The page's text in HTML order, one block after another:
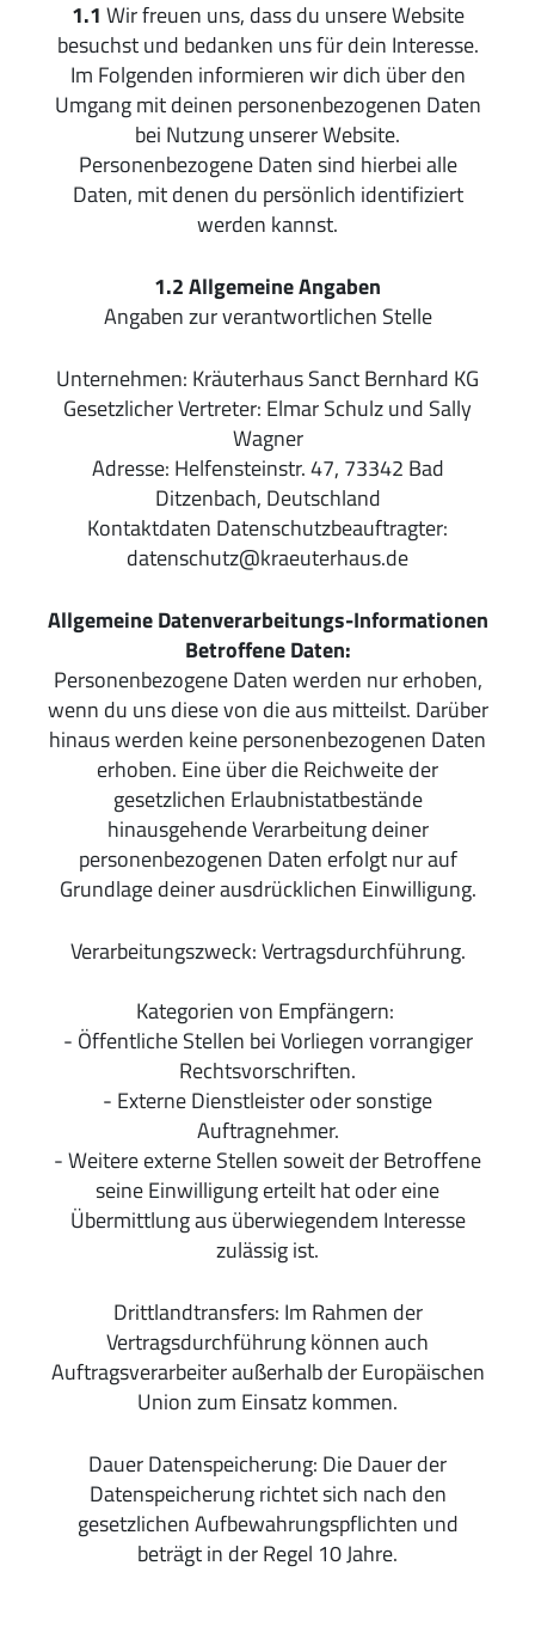
1.1 Wir freuen uns, dass du unsere Website
besuchst und bedanken uns für dein Interesse.
Im Folgenden informieren wir dich über den
Umgang mit deinen personenbezogenen Daten
bei Nutzung unserer Website.
Personenbezogene Daten sind hierbei alle
Daten, mit denen du persönlich identifiziert
werden kannst.
1.2Allgemeine Angaben
Angaben zur verantwortlichen Stelle
Unternehmen: Kräuterhaus Sanct Bernhard KG
Gesetzlicher Vertreter: Elmar Schulz und Sally
Wagner
Adresse: Helfensteinstr. 47, 73342 Bad
Ditzenbach, Deutschland
Kontaktdaten Datenschutzbeauftragter:
datenschutz@kraeuterhaus.de
Allgemeine Datenverarbeitungs-Informationen
Betroffene Daten:
Personenbezogene Daten werden nur erhoben,
wenn du uns diese von die aus mitteilst. Darüber
hinaus werden keine personenbezogenen Daten
erhoben. Eine über die Reichweite der
gesetzlichen Erlaubnistatbestände
hinausgehende Verarbeitung deiner
personenbezogenen Daten erfolgt nur auf
Grundlage deiner ausdrücklichen Einwilligung.
Verarbeitungszweck: Vertragsdurchführung.
Kategorien von Empfängern:
- Öffentliche Stellen bei Vorliegen vorrangiger
Rechtsvorschriften.
- Externe Dienstleister oder sonstige
Auftragnehmer.
- Weitere externe Stellen soweit der Betroffene
seine Einwilligung erteilt hat oder eine
Übermittlung aus überwiegendem Interesse
zulässig ist.
Drittlandtransfers: Im Rahmen der
Vertragsdurchführung können auch
Auftragsverarbeiter außerhalb der Europäischen
Union zum Einsatz kommen.
Dauer Datenspeicherung: Die Dauer der
Datenspeicherung richtet sich nach den
gesetzlichen Aufbewahrungspflichten und
beträgt in der Regel 10 Jahre.